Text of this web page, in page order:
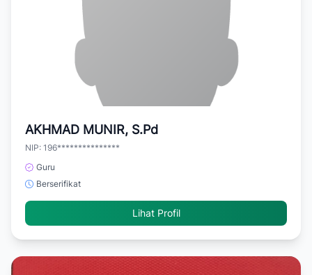
AKHMAD MUNIR, S.Pd
NIP: 196***************
Guru
Berserifikat
Lihat Profil